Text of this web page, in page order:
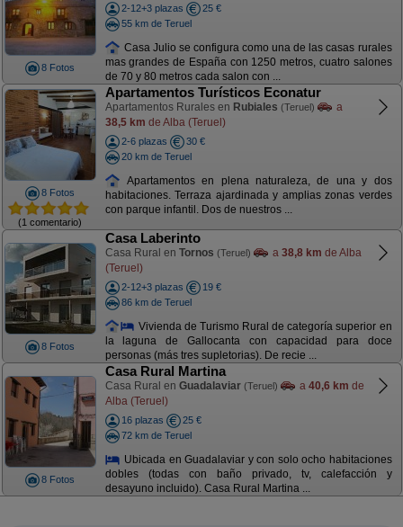
8 Fotos
2-12+3 plazas
25 €
55 km de Teruel
Casa Julio se configura como una de las casas rurales
mas grandes de España con 1250 metros, cuatro salones
de 70 y 80 metros cada salon con ...
8 Fotos
(1 comentario)
Apartamentos Turísticos Econatur
Apartamentos Rurales en Rubiales (Teruel)
a
38,5 km de Alba (Teruel)
2-6 plazas
30 €
20 km de Teruel
Apartamentos en plena naturaleza, de una y dos
habitaciones. Terraza ajardinada y amplias zonas verdes
con parque infantil. Dos de nuestros ...
8 Fotos
Casa Laberinto
Casa Rural en Tornos (Teruel) a 38,8 km de Alba
(Teruel)
2-12+3 plazas
19 €
86 km de Teruel
Vivienda de Turismo Rural de categoría superior en
la laguna de Gallocanta con capacidad para doce
personas (más tres supletorias). De recie ...
8 Fotos
Casa Rural Martina
Casa Rural en Guadalaviar (Teruel) a 40,6 km de
Alba (Teruel)
16 plazas
25 €
72 km de Teruel
Ubicada en Guadalaviar y con solo ocho habitaciones
dobles (todas con baño privado, tv, calefacción y
desayuno incluido). Casa Rural Martina ...